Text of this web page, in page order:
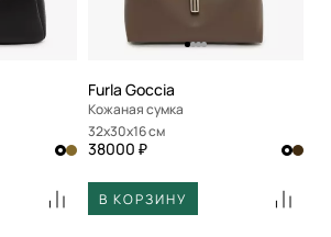
Furla Goccia
Кожаная сумка
32x30x16 см
38000 ₽
В КОРЗИНУ